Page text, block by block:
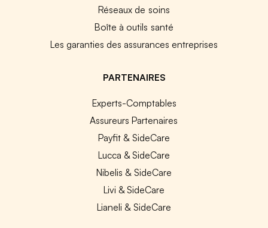
Réseaux de soins
Boîte à outils santé
Les garanties des assurances entreprises
PARTENAIRES
Experts-Comptables
Assureurs Partenaires
Payfit & SideCare
Lucca & SideCare
Nibelis & SideCare
Livi & SideCare
Lianeli & SideCare